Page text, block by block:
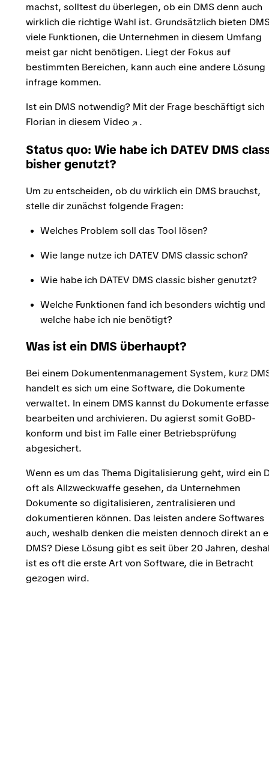
machst, solltest du überlegen, ob ein DMS denn auch
wirklich die richtige Wahl ist. Grundsätzlich bieten
viele Funktionen, die Unternehmen in diesem Umfang
meist gar nicht benötigen. Liegt der Fokus auf
bestimmten Bereichen, kann auch eine andere Lösung
infrage kommen.
Ist ein DMS notwendig? Mit der Frage beschäftigt sich
Florian in diesem Video .
Status quo: Wie habe ich DATEV DMS
bisher genutzt?
Um zu entscheiden, ob du wirklich ein DMS brauchst,
stelle dir zunächst folgende Fragen:
Welches Problem soll das Tool lösen?
Wie lange nutze ich DATEV DMS classic schon?
Wie habe ich DATEV DMS classic bisher genutzt?
Welche Funktionen fand ich besonders wichtig und
welche habe ich nie benötigt?
Was ist ein DMS überhaupt?
Bei einem Dokumentenmanagement System, kurz
handelt es sich um eine Software, die Dokumente
verwaltet. In einem DMS kannst du Dokumente
bearbeiten und archivieren. Du agierst somit GoBD-
konform und bist im Falle einer Betriebsprüfung
abgesichert.
Wenn es um das Thema Digitalisierung geht, wird ein
oft als Allzweckwaffe gesehen, da Unternehmen
Dokumente so digitalisieren, zentralisieren und
dokumentieren können. Das leisten andere Softwares
auch, weshalb denken die meisten dennoch direkt an
DMS? Diese Lösung gibt es seit über 20 Jahren,
ist es oft die erste Art von Software, die in Betracht
gezogen wird.